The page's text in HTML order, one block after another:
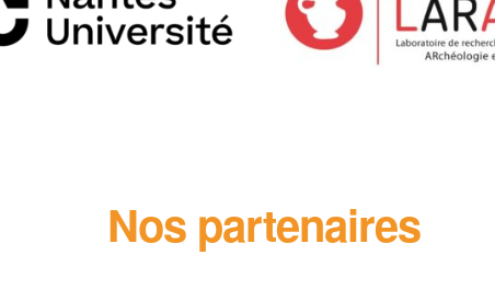
Nos partenaires